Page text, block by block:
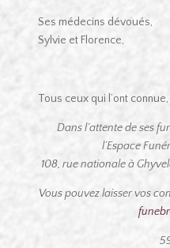
Ses médecins dévoués,
Sylvie et Florence,
Tous ceux qui l’ont
Dans l’attente de ses
l’Espace
108, rue nationale à
Vous pouvez laisser vos